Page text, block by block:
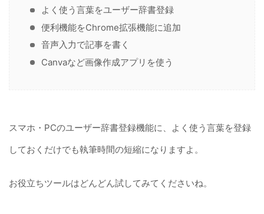
よく使う言葉をユーザー辞書登録
便利機能をChrome拡張機能に追加
音声入力で記事を書く
Canvaなど画像作成アプリを使う
スマホ・PCのユーザー辞書登録機能に、よく使う言葉を登録
しておくだけでも執筆時間の短縮になりますよ。
お役立ちツールはどんどん試してみてくださいね。